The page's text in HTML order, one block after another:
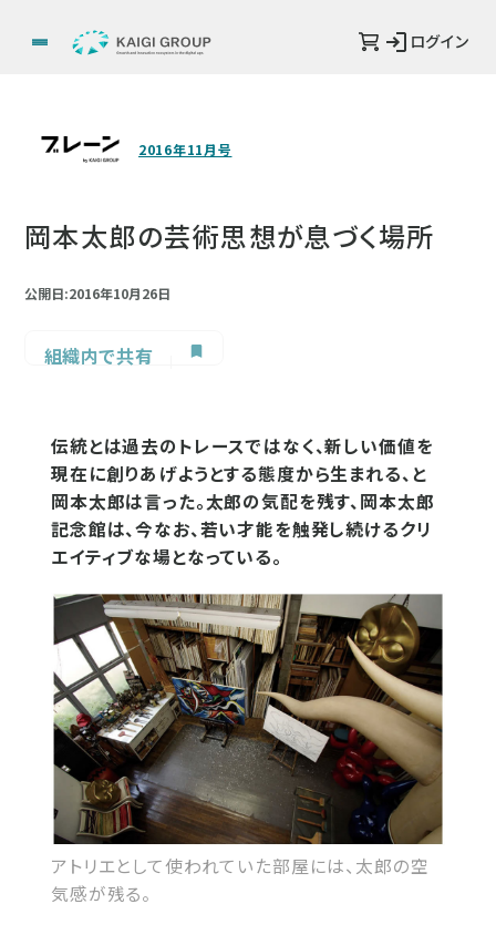
ログイン
2016年11月号
岡本太郎の芸術思想が息づく場所
公開日:2016年10月26日
組織内で共有
伝統とは過去のトレースではなく、新しい価値を
現在に創りあげようとする態度から生まれる、と
岡本太郎は言った。太郎の気配を残す、岡本太郎
記念館は、今なお、若い才能を触発し続けるクリ
エイティブな場となっている。
アトリエとして使われていた部屋には、太郎の空
気感が残る。